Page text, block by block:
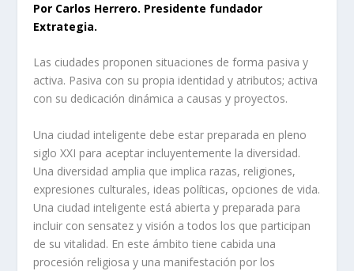
Por Carlos Herrero. Presidente fundador
Extrategia.
Las ciudades proponen situaciones de forma pasiva y
activa. Pasiva con su propia identidad y atributos; activa
con su dedicación dinámica a causas y proyectos.
Una ciudad inteligente debe estar preparada en pleno
siglo XXI para aceptar incluyentemente la diversidad.
Una diversidad amplia que implica razas, religiones,
expresiones culturales, ideas políticas, opciones de vida.
Una ciudad inteligente está abierta y preparada para
incluir con sensatez y visión a todos los que participan
de su vitalidad. En este ámbito tiene cabida una
procesión religiosa y una manifestación por los